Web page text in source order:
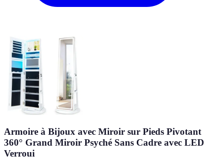
Armoire à Bijoux avec Miroir sur Pieds Pivotant
360° Grand Miroir Psyché Sans Cadre avec LED
Verroui